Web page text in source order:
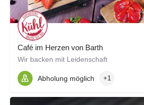
Café im Herzen von Barth
Wir backen mit Leidenschaft
Abholung möglich +1